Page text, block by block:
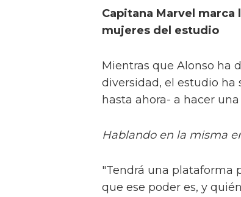
Capitana Marvel
mujeres del estudio
Mientras que Alonso ha
diversidad, el estudio ha
hasta ahora- a hacer
Hablando en la misma
"Tendrá una plataforma
que ese poder es, y